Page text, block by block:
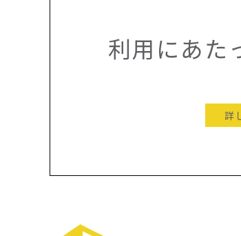
利用にあた
詳